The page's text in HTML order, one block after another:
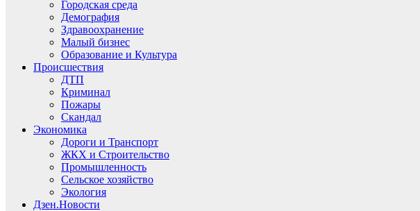
Городская среда
Демография
Здравоохранение
Малый бизнес
Образование и Культура
Происшествия
ДТП
Криминал
Пожары
Скандал
Экономика
Дороги и Транспорт
ЖКХ и Строительство
Промышленность
Сельское хозяйство
Экология
Дзен.Новости